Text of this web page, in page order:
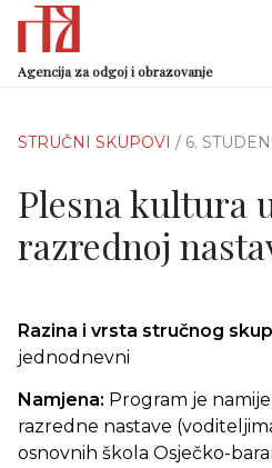
Agencija za odgoj i obrazovanje
STRUČNI SKUPOVI / 6.
Plesna kultura
razrednoj
Razina i vrsta stručnog
jednodnevni
Namjena: Program je
razredne nastave
osnovnih škola Osječko-